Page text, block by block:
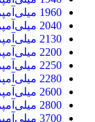
1960 میلی‌آمپرساعت
2040 میلی‌آمپرساعت
2130 میلی‌آمپرساعت
2200 میلی‌آمپر
2250 میلی‌آمپرساعت
2280 میلی‌آمپرساعت
2600 میلی‌آمپرساعت
2800 میلی‌آمپرساعت
3700 میلی‌آمپرساعت